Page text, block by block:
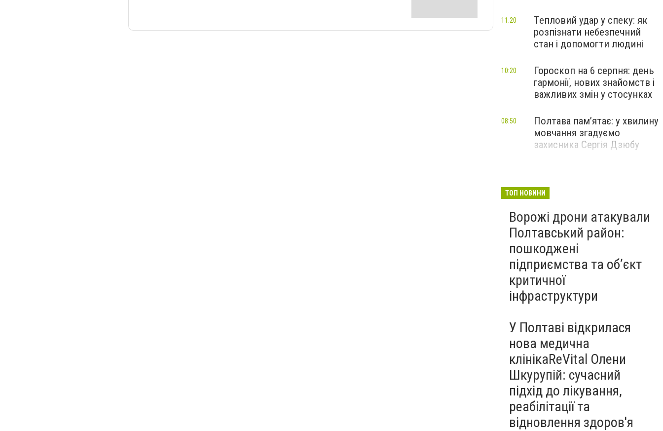
Тепловий удар у спеку: як
розпізнати небезпечний
стан і допомогти людині
11:20
Гороскоп на 6 серпня: день
гармонії, нових знайомств і
важливих змін у стосунках
10:20
Полтава пам’ятає: у хвилину
мовчання згадуємо
захисника Сергія Дзюбу
08:50
ТОП НОВИНИ
Ворожі дрони атакували
Полтавський район:
пошкоджені
підприємства та об’єкт
критичної
інфраструктури
У Полтаві відкрилася
нова медична
клінікаReVital Олени
Шкурупій: сучасний
підхід до лікування,
реабілітації та
відновлення здоров'я